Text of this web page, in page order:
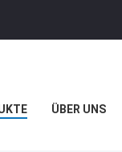
ÜBER UNS